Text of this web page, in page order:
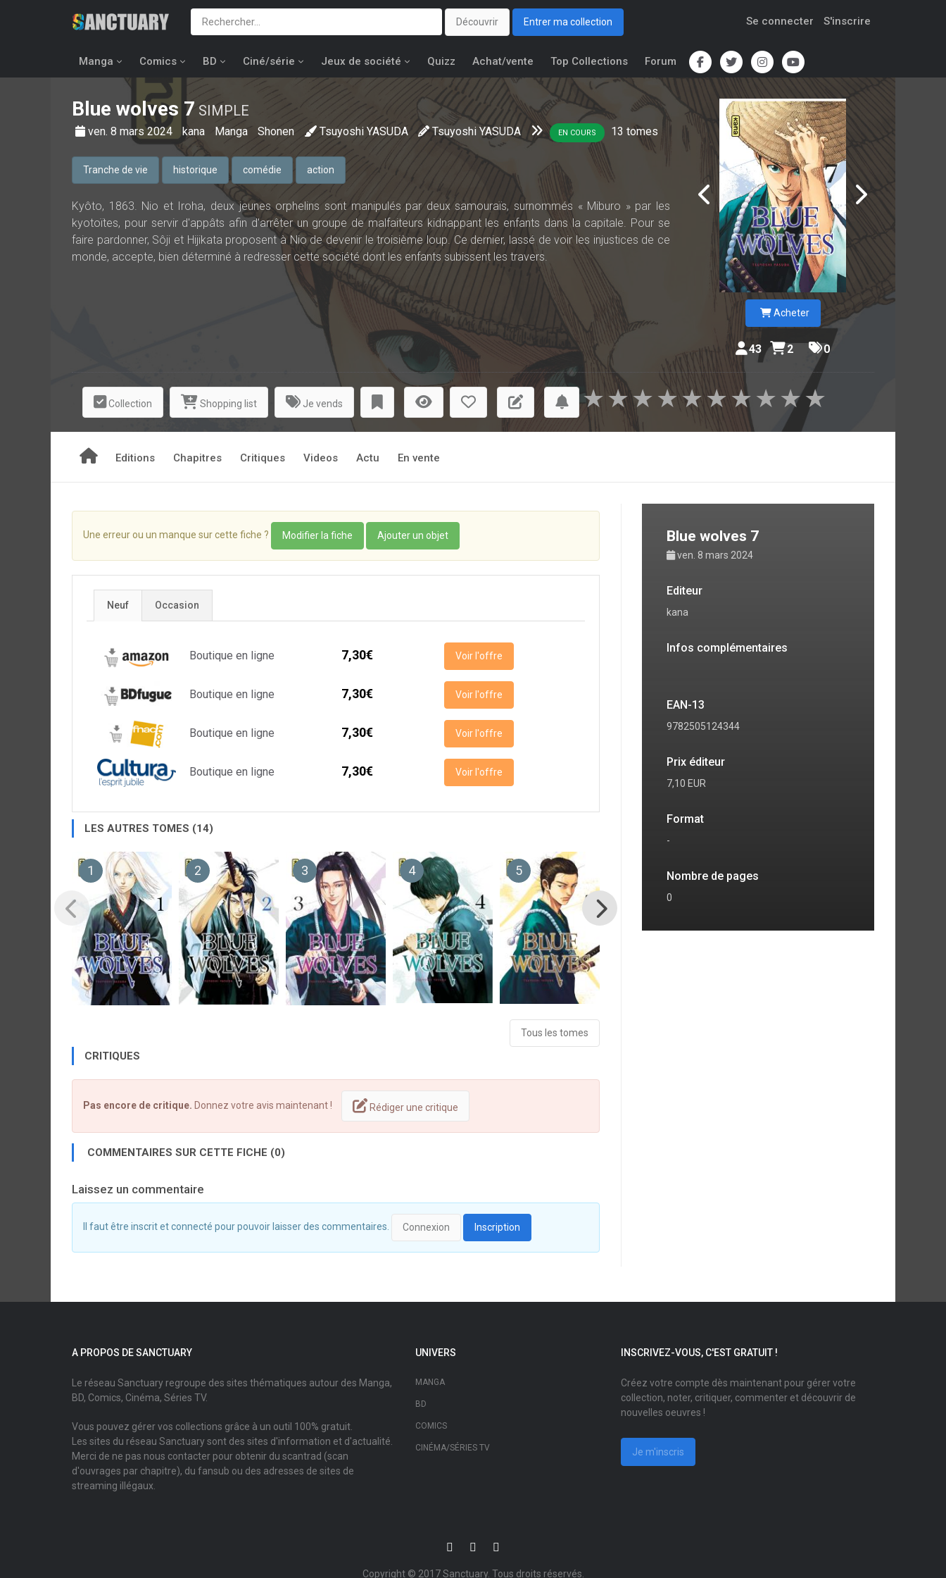
Découvrir Entrer ma collection Se connecter S'inscrire
Manga Comics BD Ciné/série Jeux de société Quizz Achat/vente Top Collections Forum
Blue wolves 7 SIMPLE
ven. 8 mars 2024 kana Manga Shonen Tsuyoshi YASUDA Tsuyoshi YASUDA EN COURS 13 tomes
Tranche de vie historique comédie action
Kyôto, 1863. Nio et Iroha, deux jeunes orphelins sont manipulés par deux samouraïs, surnommés « Miburo » par les
kyotoïtes, pour servir d'appâts afin d'arrêter un groupe de malfaiteurs kidnappant les enfants dans la capitale. Pour se
faire pardonner, Sôji et Hijikata proposent à Nio de devenir le troisième loup. Ce dernier, lassé de voir les injustices de ce
monde, accepte, bien déterminé à redresser cette société dont les enfants subissent les travers.
Acheter
43 2 0
Collection Shopping list Je vends ★
★
★
★
★
★
★
★
★
★
Editions Chapitres Critiques Videos Actu En vente
Une erreur ou un manque sur cette fiche ? Modifier la fiche Ajouter un objet
Neuf Occasion
Boutique en ligne 7,30€ Voir l'offre
Boutique en ligne 7,30€ Voir l'offre
Boutique en ligne 7,30€ Voir l'offre
Boutique en ligne 7,30€ Voir l'offre
LES AUTRES TOMES (14)
1 2 3 4 5 7
Tous les tomes
CRITIQUES
Pas encore de critique. Donnez votre avis maintenant ! Rédiger une critique
COMMENTAIRES SUR CETTE FICHE (0)
Laissez un commentaire
Il faut être inscrit et connecté pour pouvoir laisser des commentaires. Connexion Inscription
Blue wolves 7
ven. 8 mars 2024
Editeur
kana
Infos complémentaires
EAN-13
9782505124344
Prix éditeur
7,10 EUR
Format
-
Nombre de pages
0
A PROPOS DE SANCTUARY
Le réseau Sanctuary regroupe des sites thématiques autour des Manga,
BD, Comics, Cinéma, Séries TV.
Vous pouvez gérer vos collections grâce à un outil 100% gratuit.
Les sites du réseau Sanctuary sont des sites d'information et d'actualité.
Merci de ne pas nous contacter pour obtenir du scantrad (scan
d'ouvrages par chapitre), du fansub ou des adresses de sites de
streaming illégaux.
UNIVERS
MANGA
BD
COMICS
CINÉMA/SÉRIES TV
INSCRIVEZ-VOUS, C'EST GRATUIT !
Créez votre compte dès maintenant pour gérer votre
collection, noter, critiquer, commenter et découvrir de
nouvelles oeuvres !
Je m'inscris
Copyright © 2017Sanctuary. Tous droits réservés.